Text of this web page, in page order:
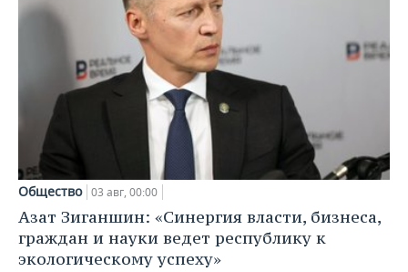
Общество 03 авг, 00:00
Азат Зиганшин: «Синергия власти, бизнеса,
граждан и науки ведет республику к
экологическому успеху»